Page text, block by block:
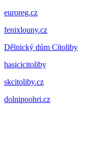
euroreg.cz
fenixlouny.cz
Dělnický dúm Cítoliby
hasicicitoliby
skcitoliby.cz
dolnipoohri.cz